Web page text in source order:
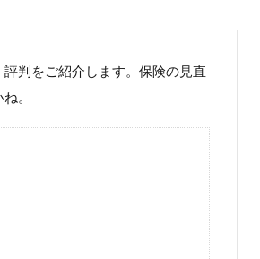
判をご紹介します。保険の見直
。